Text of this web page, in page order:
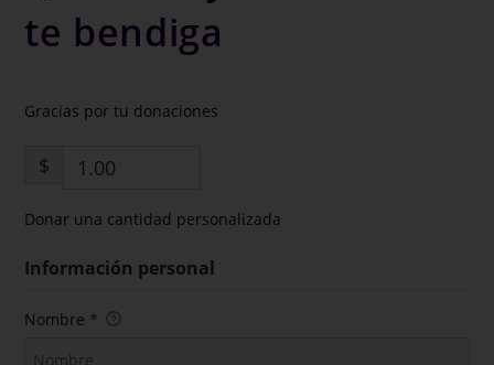
te bendiga
Gracias por tu donaciones
$
Donar una cantidad personalizada
Información personal
Nombre *